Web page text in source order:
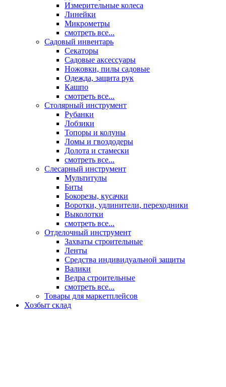
Измерительные колеса
Линейки
Микрометры
смотреть все...
Садовый инвентарь
Секаторы
Садовые аксессуары
Ножовки, пилы садовые
Одежда, защита рук
Кашпо
смотреть все...
Столярный инструмент
Рубанки
Лобзики
Топоры и колуны
Ломы и гвоздодеры
Долота и стамески
смотреть все...
Слесарный инструмент
Мультитулы
Биты
Бокорезы, кусачки
Воротки, удлинители, переходники
Выколотки
смотреть все...
Отделочный инструмент
Захваты строительные
Ленты
Средства индивидуальной защиты
Валики
Ведра строительные
смотреть все...
Товары для маркетплейсов
Хозбыт склад